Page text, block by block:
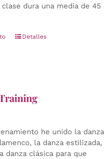
clase dura una media de 45
Detalles
he unido la danza
la danza estilizada,
danza clásica para que